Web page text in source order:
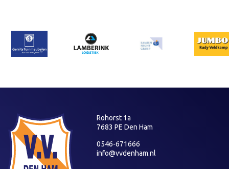
Rohorst 1a
7683 PE Den Ham
0546-671666
info@vvdenham.nl